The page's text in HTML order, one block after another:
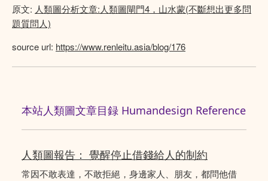
原文: 人類圖分析文章:人類圖閘門4，山水蒙(不斷想出更多問
題質問人)
source url: https://www.renleitu.asia/blog/176
本站人類圖文章目録 Humandesign Reference
人類圖報告： 覺醒停止借錢給人的制約
常因不敢表達，不敢拒絕，身邊家人、朋友，都問他借